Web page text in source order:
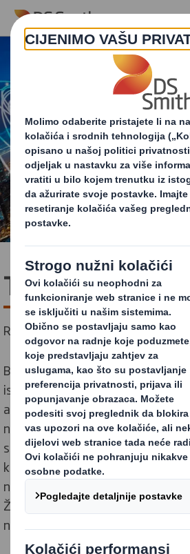
Skip to main content
Tko smo mi
Redefiniranje ambalaže za svijet
Budući da se svijet ubrzano
istražujemo nove trendove kako bi
ambalažna rješenja. Rast
način na koji kupujemo i živimo.
su proizvodi koje kupujemo
kad god ih želimo i gdje god ih
način koji odgovara našem
Želimo veći izbor i mogućnosti, ali
na svijet oko nas.